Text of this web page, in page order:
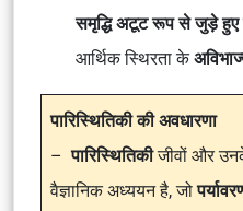
समृद्धि अटूट रूप से जुड़े हुए
आर्थिक स्थिरता के
पारिस्थितिकी की अवधारणा
–पारिस्थितिकीजीवों और
वैज्ञानिक अध्ययन है, जो